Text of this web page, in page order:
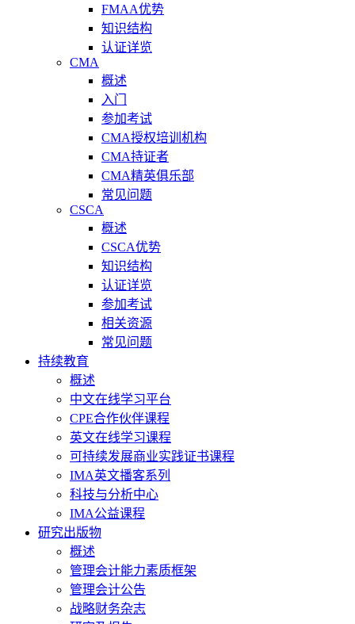
FMAA优势
知识结构
认证详览
CMA
概述
入门
参加考试
CMA授权培训机构
CMA持证者
CMA精英俱乐部
常见问题
CSCA
概述
CSCA优势
知识结构
认证详览
参加考试
相关资源
常见问题
持续教育
概述
中文在线学习平台
CPE合作伙伴课程
英文在线学习课程
可持续发展商业实践证书课程
IMA英文播客系列
科技与分析中心
IMA公益课程
研究出版物
概述
管理会计能力素质框架
管理会计公告
战略财务杂志